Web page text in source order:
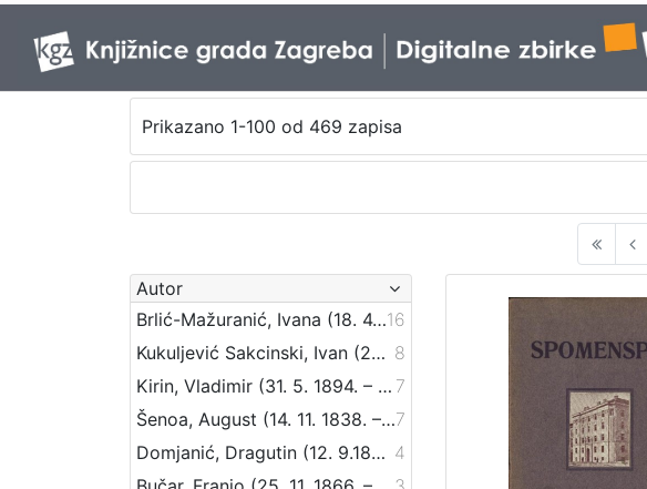
Prikazano 1-100 od 469 zapisa
Autor
Brlić-Mažuranić, Ivana (18. 4. 1874. – 21. 9. 1938.)16
Kukuljević Sakcinski, Ivan (29. 5. 1816. – 1. 8. 1889.) 8
Kirin, Vladimir (31. 5. 1894. – 5. 10. 1963.) 7
Šenoa, August (14. 11. 1838. – 13. 12. 1881.)7
Domjanić, Dragutin (12. 9.1875. – 07. 6.1933.) 4